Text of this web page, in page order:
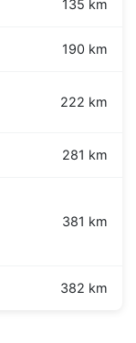
135 km
190 km
222 km
281 km
381 km
382 km